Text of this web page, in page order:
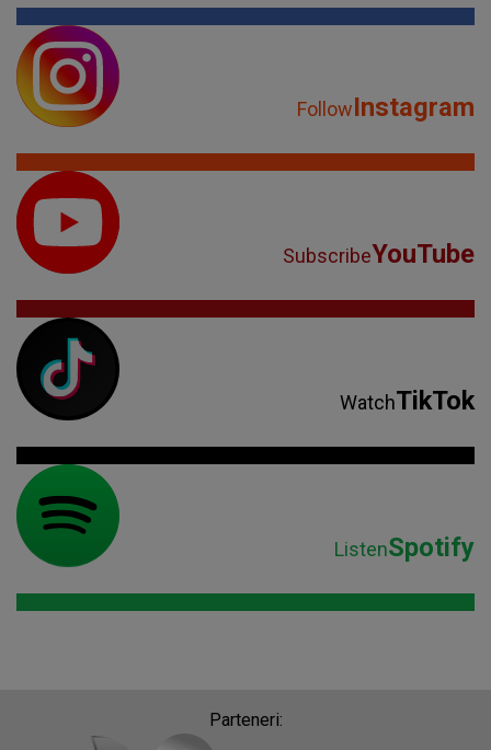
FollowInstagram
SubscribeYouTube
WatchTikTok
ListenSpotify
Parteneri: